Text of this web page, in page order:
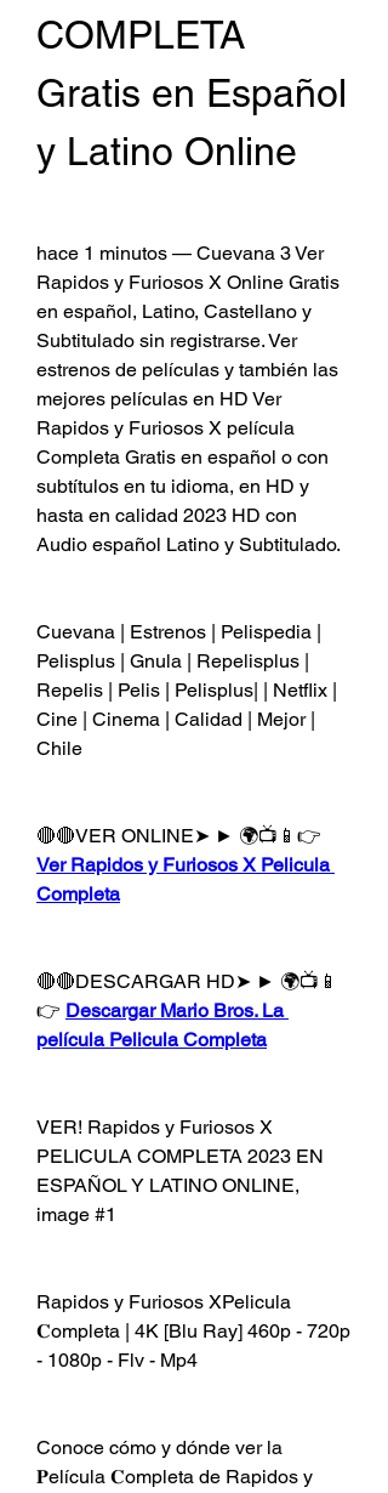
COMPLETA
Gratis en Español
y Latino Online
hace 1 minutos — Cuevana 3 Ver
Rapidos y Furiosos X Online Gratis
en español, Latino, Castellano y
Subtitulado sin registrarse. Ver
estrenos de películas y también las
mejores películas en HD Ver
Rapidos y Furiosos X película
Completa Gratis en español o con
subtítulos en tu idioma, en HD y
hasta en calidad 2023 HD con
Audio español Latino y Subtitulado.
Cuevana | Estrenos | Pelispedia |
Pelisplus | Gnula | Repelisplus |
Repelis | Pelis | Pelisplus| | Netflix |
Cine | Cinema | Calidad | Mejor |
Chile
Ver Rapidos y Furiosos X Pelicula
Completa
🔴🔴DESCARGAR HD➤ ► 🌍📺📱
👉 Descargar Mario Bros. La
película Pelicula Completa
VER! Rapidos y Furiosos X
PELICULA COMPLETA 2023 EN
ESPAÑOL Y LATINO ONLINE,
image #1
Rapidos y Furiosos XPelicula
𝐂ompleta | 4K [Blu Ray] 460p - 720p
- 1080p - Flv - Mp4
Conoce cómo y dónde ver la
𝐏elícula 𝐂ompleta de Rapidos y